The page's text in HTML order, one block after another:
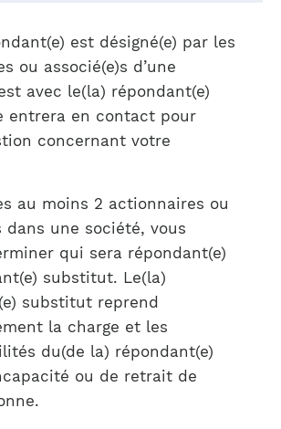
est désigné(e) par les
ou associé(e)s d’une
avec le(la) répondant(e)
entrera en contact pour
concernant votre
au moins 2 actionnaires ou
dans une société, vous
qui sera répondant(e)
substitut. Le(la)
substitut reprend
la charge et les
du(de la) répondant(e)
ou de retrait de